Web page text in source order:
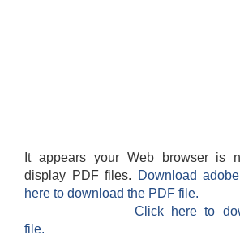
It appears your Web browser is
display PDF files.
Download
here to download the PDF file.
Click here to
file.